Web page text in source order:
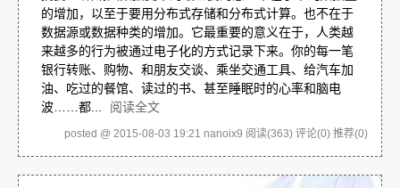
的增加，以至于要用分布式存储和分布式计算。也不在于
数据源或数据种类的增加。它最重要的意义在于，人类越
来越多的行为被通过电子化的方式记录下来。你的每一笔
银行转账、购物、和朋友交谈、乘坐交通工具、给汽车加
油、吃过的餐馆、读过的书、甚至睡眠时的心率和脑电
波……都...
阅读全文
posted @ 2015-08-03 19:21 nanoix9 阅读(363) 评论(0) 推荐(0)